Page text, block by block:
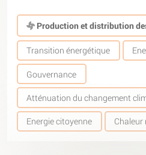
Production et distribution
Transition énergétique
Gouvernance
Atténuation du changement
Energie citoyenne Chaleur